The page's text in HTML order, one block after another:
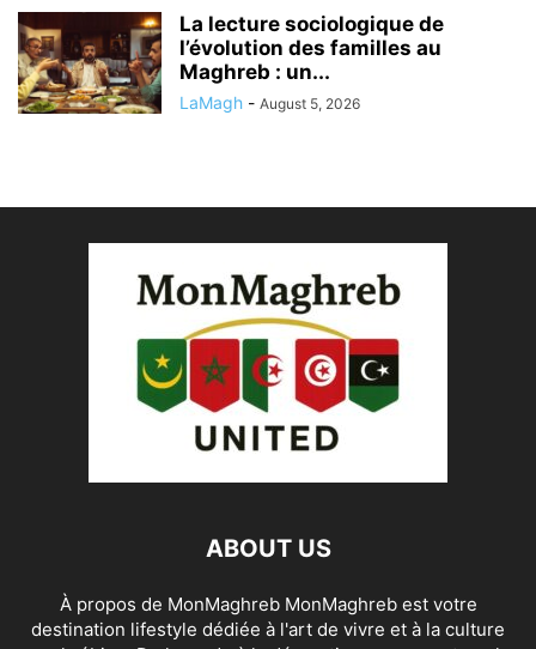
La lecture sociologique de
l’évolution des familles au
Maghreb : un...
LaMagh - August 5, 2026
ABOUT US
À propos de MonMaghreb MonMaghreb est votre
destination lifestyle dédiée à l'art de vivre et à la culture